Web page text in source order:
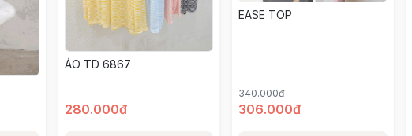
ÁO TD 6867
280.000đ
EASE TOP
340.000đ
306.000đ